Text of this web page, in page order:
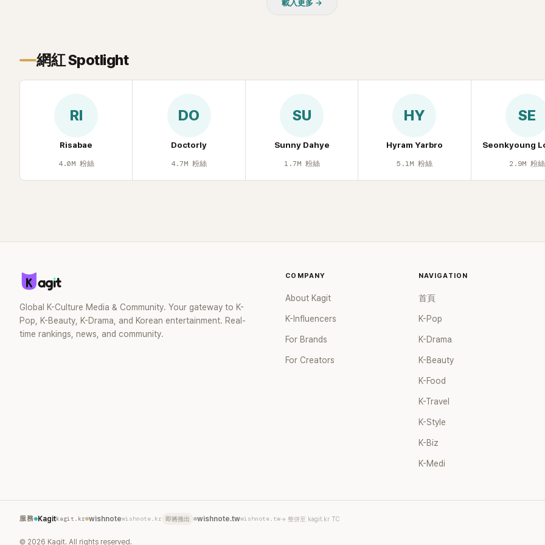
載入更多 →
網紅 Spotlight
RI
Risabae
4.0M 粉絲
DO
Doctorly
4.7M 粉絲
SU
Sunny Dahye
1.7M 粉絲
HY
Hyram Yarbro
5.1M 粉絲
SE
Seonkyoung
2.9M 粉絲
Global K-Culture Media & Community. Your gateway to K-
Pop, K-Beauty, K-Drama, and Korean entertainment. Real-
time rankings, news, and community.
COMPANY
About Kagit
K-Influencers
For Brands
For Creators
NAVIGATION
首頁
K-Pop
K-Drama
K-Beauty
K-Food
K-Travel
K-Style
K-Biz
K-Medi
服務 Kagitkagit.kr wishnotewishnote.kr 即將推出 wishnote.twwishnote.tw→ 整併至 kagit.kr TC
© 2026 Kagit. All rights reserved.